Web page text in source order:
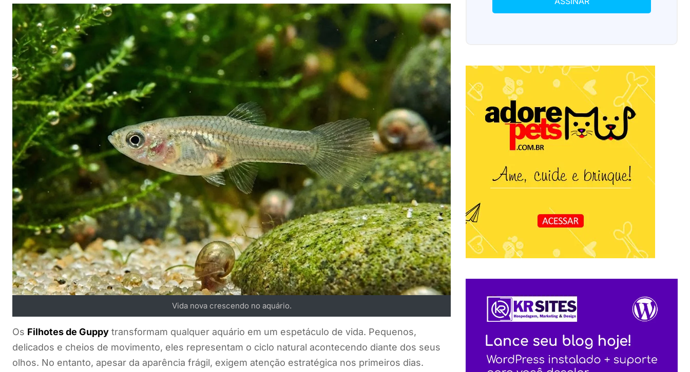
Vida nova crescendo no aquário.
Os Filhotes de Guppy transformam qualquer aquário em um espetáculo de vida. Pequenos,
delicados e cheios de movimento, eles representam o ciclo natural acontecendo diante dos seus
olhos. No entanto, apesar da aparência frágil, exigem atenção estratégica nos primeiros dias.